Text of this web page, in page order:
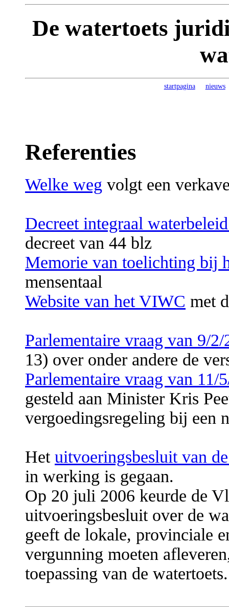
De watertoets
startpagina nieuws
Referenties
Welke weg volgt een
Decreet integraal
decreet van 44 blz
Memorie van toelichting bij
mensentaal
Website van het VIWC met
Parlementaire vraag van 9/2/
13) over onder andere de
Parlementaire vraag van 11/
gesteld aan Minister Kris
vergoedingsregeling bij een
Het uitvoeringsbesluit van
in werking is gegaan.
Op 20 juli 2006 keurde de
uitvoeringsbesluit over de
geeft de lokale, provinciale
vergunning moeten
toepassing van de watertoets.